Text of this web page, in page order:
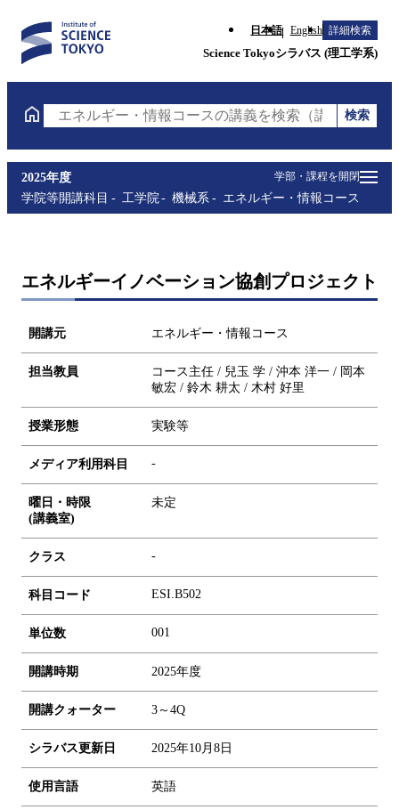
日本語 English 詳細検索
Science Tokyoシラバス (理工学系)
エネルギー・情報コースの講義を検索（講義名・科
検索
学部・課程を開閉
2025年度
学院等開講科目
工学院 機械系 エネルギー・情報コース
エネルギーイノベーション協創プロジェクト
開講元 エネルギー・情報コース
担当教員
コース主任 / 兒玉 学 / 沖本 洋一 / 岡本
敏宏 / 鈴木 耕太 / 木村 好里
授業形態 実験等
メディア利用科目 -
曜日・時限
(講義室)
未定
クラス -
科目コード ESI.B502
単位数 001
開講時期 2025年度
開講クォーター 3～4Q
シラバス更新日 2025年10月8日
使用言語 英語